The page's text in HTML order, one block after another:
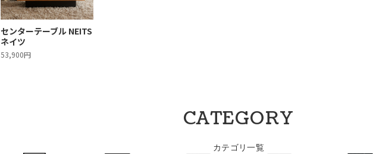
センターテーブル NEITS
ネイツ
53,900円
CATEGORY
カテゴリ一覧